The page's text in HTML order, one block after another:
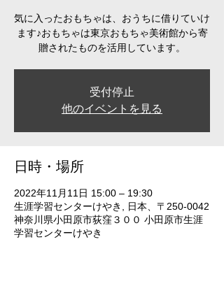
気に入ったおもちゃは、おうちに借りていけ
ます♪おもちゃは東京おもちゃ美術館から寄
贈されたものを活用しています。
受付停止
他のイベントを見る
日時・場所
2022年11月11日 15:00 – 19:30
生涯学習センターけやき, 日本、〒250-0042
神奈川県小田原市荻窪３００ 小田原市生涯
学習センターけやき